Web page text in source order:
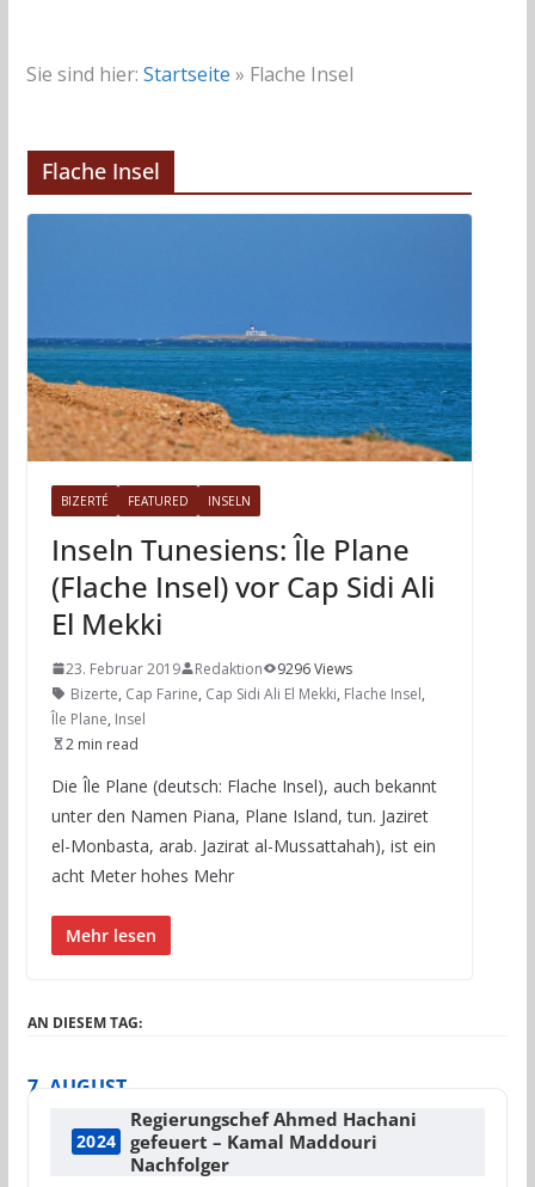
Sie sind hier: Startseite » Flache Insel
Flache Insel
BIZERTÉ FEATURED INSELN
Inseln Tunesiens: Île Plane
(Flache Insel) vor Cap Sidi Ali
El Mekki
23. Februar 2019 Redaktion
9296 Views
Bizerte, Cap Farine, Cap Sidi Ali El Mekki, Flache Insel,
Île Plane, Insel
2 min read
Die Île Plane (deutsch: Flache Insel), auch bekannt
unter den Namen Piana, Plane Island, tun. Jaziret
el-Monbasta, arab. Jazirat al-Mussattahah), ist ein
acht Meter hohes Mehr
Mehr lesen
AN DIESEM TAG:
7. AUGUST
2024
Regierungschef Ahmed Hachani
gefeuert – Kamal Maddouri
Nachfolger